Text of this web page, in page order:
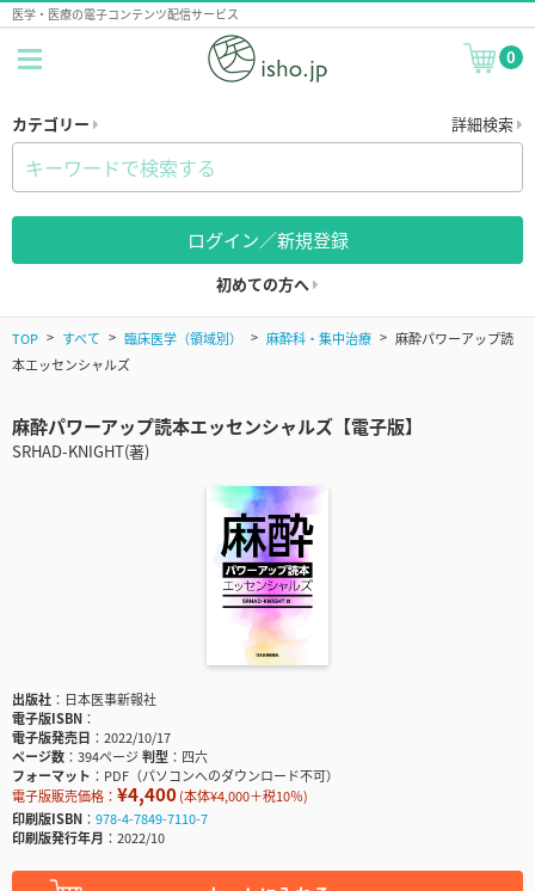
医学・医療の電子コンテンツ配信サービス
0
カテゴリー 詳細検索
ログイン／新規登録
初めての方へ
TOP すべて 臨床医学（領域別） 麻酔科・集中治療
麻酔パワーアップ読
本エッセンシャルズ
麻酔パワーアップ読本エッセンシャルズ【電子版】
SRHAD-KNIGHT(著)
出版社
日本医事新報社
電子版ISBN
電子版発売日
2022/10/17
ページ数
394ページ判型
四六
フォーマット
PDF（パソコンへのダウンロード不可）
電子版販売価格： ¥4,400(本体¥4,000＋税10％)
印刷版ISBN
978-4-7849-7110-7
印刷版発行年月
2022/10